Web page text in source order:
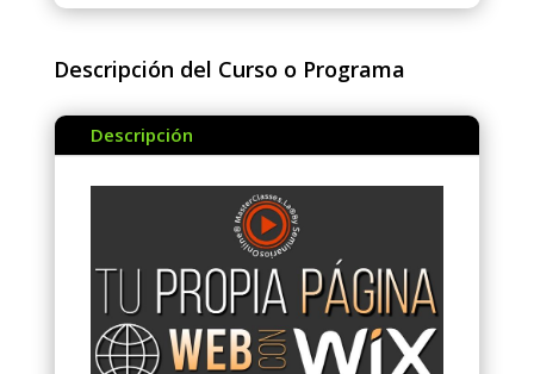
Descripción del Curso o Programa
Descripción